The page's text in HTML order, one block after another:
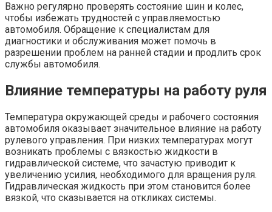
Важно регулярно проверять состояние шин и колес,
чтобы избежать трудностей с управляемостью
автомобиля. Обращение к специалистам для
диагностики и обслуживания может помочь в
разрешении проблем на ранней стадии и продлить срок
службы автомобиля.
Влияние температуры на работу руля
Температура окружающей среды и рабочего состояния
автомобиля оказывает значительное влияние на работу
рулевого управления. При низких температурах могут
возникать проблемы с вязкостью жидкости в
гидравлической системе, что зачастую приводит к
увеличению усилия, необходимого для вращения руля.
Гидравлическая жидкость при этом становится более
вязкой, что сказывается на откликах системы.